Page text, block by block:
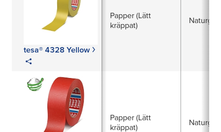
tesa® 4328 Yellow
Papper (Lätt
kräppat)
Papper (Lätt
kräppat)